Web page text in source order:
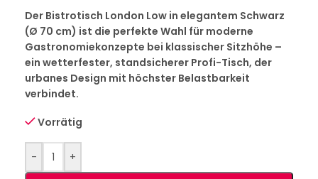
Der Bistrotisch London Low in elegantem Schwarz
(Ø 70 cm) ist die perfekte Wahl für moderne
Gastronomiekonzepte bei klassischer Sitzhöhe –
ein wetterfester, standsicherer Profi-Tisch, der
urbanes Design mit höchster Belastbarkeit
verbindet.
Vorrätig
- +